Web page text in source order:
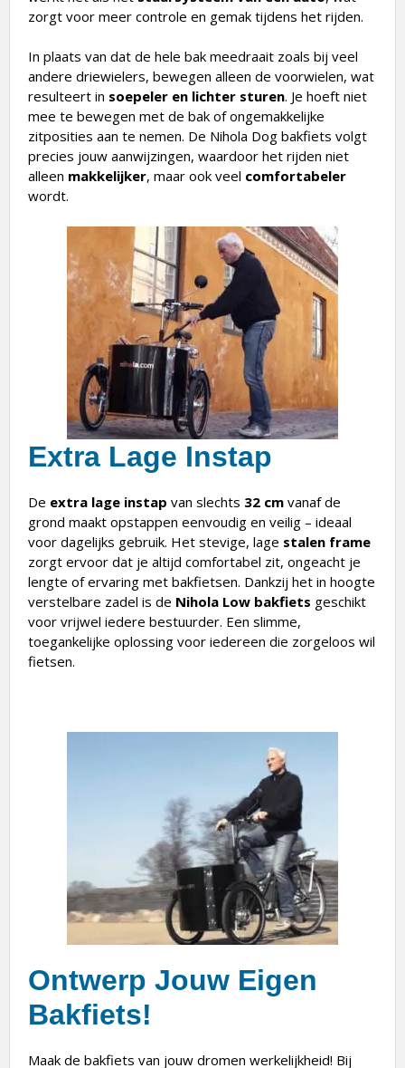
zorgt voor meer controle en gemak tijdens het rijden.
In plaats van dat de hele bak meedraait zoals bij veel
andere driewielers, bewegen alleen de voorwielen, wat
resulteert in soepeler en lichter sturen. Je hoeft niet
mee te bewegen met de bak of ongemakkelijke
zitposities aan te nemen. De Nihola Dog bakfiets volgt
precies jouw aanwijzingen, waardoor het rijden niet
alleen makkelijker, maar ook veel comfortabeler
wordt.
Extra Lage Instap
De extra lage instap van slechts 32 cm vanaf de
grond maakt opstappen eenvoudig en veilig – ideaal
voor dagelijks gebruik. Het stevige, lage stalen frame
zorgt ervoor dat je altijd comfortabel zit, ongeacht je
lengte of ervaring met bakfietsen. Dankzij het in hoogte
verstelbare zadel is de Nihola Low bakfiets geschikt
voor vrijwel iedere bestuurder. Een slimme,
toegankelijke oplossing voor iedereen die zorgeloos wil
fietsen.
Ontwerp Jouw Eigen
Bakfiets!
Maak de bakfiets van jouw dromen werkelijkheid! Bij